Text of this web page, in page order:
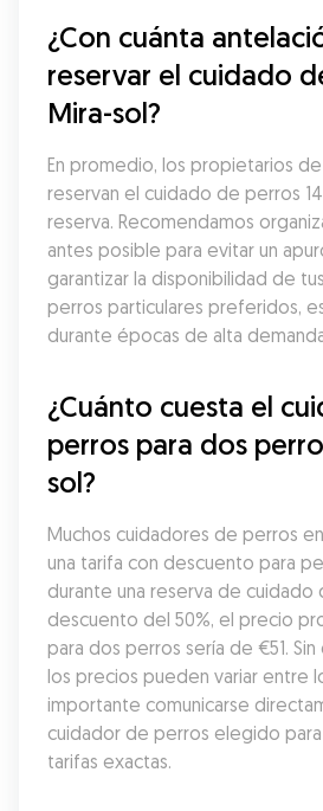
¿Con cuánta
reservar el cuidado
Mira-sol?
En promedio, los propietarios
reservan el cuidado de perros
reserva. Recomendamos
antes posible para evitar un
garantizar la disponibilidad de
perros particulares preferidos,
durante épocas de alta
¿Cuánto cuesta el
perros para dos
sol?
Muchos cuidadores de perros
una tarifa con descuento para
durante una reserva de cuidado
descuento del 50%, el precio
para dos perros sería de €51.
los precios pueden variar entre
importante comunicarse
cuidador de perros elegido para
tarifas exactas.